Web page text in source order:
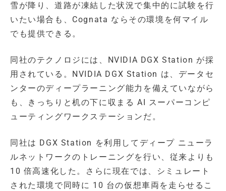
雪が降り、道路が凍結した状況で集中的に試験を行
いたい場合も、Cognata ならその環境を何マイル
でも提供できる。
同社のテクノロジには、NVIDIA DGX Station が採
用されている。NVIDIA DGX Station は、データセ
ンターのディープラーニング能力を備えていながら
も、きっちりと机の下に収まる AI スーパーコンピ
ューティングワークステーションだ。
同社は DGX Station を利用してディープ ニューラ
ルネットワークのトレーニングを行い、従来よりも
10 倍高速化した。さらに現在では、シミュレート
された環境で同時に 10 台の仮想車両を走らせるこ